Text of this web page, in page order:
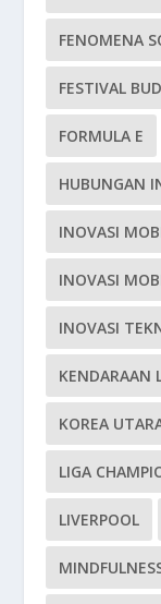
FENOMENA
FESTIVAL
FORMULA E
HUBUNGAN
INOVASI
INOVASI
INOVASI
KENDARAAN
KOREA
LIGA
LIVERPOOL